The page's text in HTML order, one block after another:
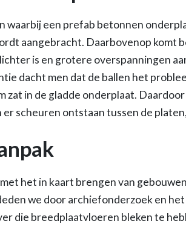
waarbij een prefab betonnen
aangebracht. Daarbovenop komt
is en grotere overspanningen
dacht men dat de ballen het
zat in de gladde onderplaat.
er scheuren ontstaan tussen de
het in kaart brengen van
we door archiefonderzoek en
die breedplaatvloeren bleken te